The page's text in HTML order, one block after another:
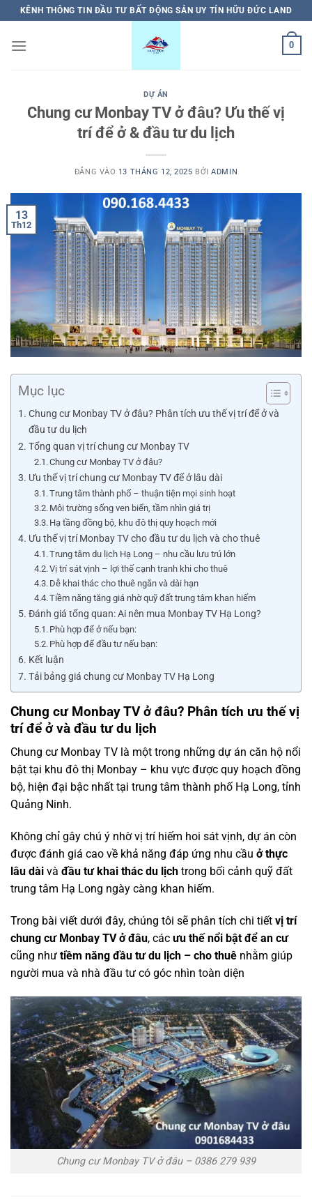
qua
nội
KÊNH THÔNG TIN ĐẦU TƯ BẤT ĐỘNG SẢN UY TÍN HỮU ĐỨC LAND
0
DỰ ÁN
Chung cư Monbay TV ở đâu? Ưu thế vị
trí để ở & đầu tư du lịch
ĐĂNG VÀO 13 THÁNG 12, 2025 BỞIADMIN
13
Th12
Mục lục
Chung cư Monbay TV ở đâu? Phân tích ưu thế vị trí để ở và
đầu tư du lịch
Tổng quan vị trí chung cư Monbay TV
Chung cư Monbay TV ở đâu?
Ưu thế vị trí chung cư Monbay TV để ở lâu dài
Trung tâm thành phố – thuận tiện mọi sinh hoạt
Môi trường sống ven biển, tầm nhìn giá trị
Hạ tầng đồng bộ, khu đô thị quy hoạch mới
Ưu thế vị trí Monbay TV cho đầu tư du lịch và cho thuê
Trung tâm du lịch Hạ Long – nhu cầu lưu trú lớn
Vị trí sát vịnh – lợi thế cạnh tranh khi cho thuê
Dễ khai thác cho thuê ngắn và dài hạn
Tiềm năng tăng giá nhờ quỹ đất trung tâm khan hiếm
Đánh giá tổng quan: Ai nên mua Monbay TV Hạ Long?
Phù hợp để ở nếu bạn:
Phù hợp để đầu tư nếu bạn:
Kết luận
Tải bảng giá chung cư Monbay TV Hạ Long
Chung cư Monbay TV ở đâu? Phân tích ưu thế vị
trí để ở và đầu tư du lịch
Chung cư Monbay TV là một trong những dự án căn hộ nổi
bật tại khu đô thị Monbay – khu vực được quy hoạch đồng
bộ, hiện đại bậc nhất tại trung tâm thành phố Hạ Long, tỉnh
Quảng Ninh.
Không chỉ gây chú ý nhờ vị trí hiếm hoi sát vịnh, dự án còn
được đánh giá cao về khả năng đáp ứng nhu cầu ở thực
lâu dài và đầu tư khai thác du lịch trong bối cảnh quỹ đất
trung tâm Hạ Long ngày càng khan hiếm.
Trong bài viết dưới đây, chúng tôi sẽ phân tích chi tiết vị trí
chung cư Monbay TV ở đâu, các ưu thế nổi bật để an cư
cũng như tiềm năng đầu tư du lịch – cho thuê nhằm giúp
người mua và nhà đầu tư có góc nhìn toàn diện
Chung cư Monbay TV ở đâu – 0386 279 939